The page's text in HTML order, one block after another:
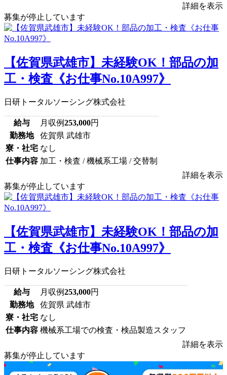
詳細を表示
募集が停止しています
【佐賀県武雄市】未経験OK！部品の加
工・検査《お仕事No.10A997》
日研トータルソーシング株式会社
給与 月収例253,000円
勤務地
佐賀県 武雄市
寮・社宅 なし
仕事内容 加工・検査 / 機械系工場 / 交替制
詳細を表示
募集が停止しています
【佐賀県武雄市】未経験OK！部品の加
工・検査《お仕事No.10A997》
日研トータルソーシング株式会社
給与 月収例253,000円
勤務地
佐賀県 武雄市
寮・社宅 なし
仕事内容 機械系工場での検査・検品製造スタッフ
詳細を表示
募集が停止しています